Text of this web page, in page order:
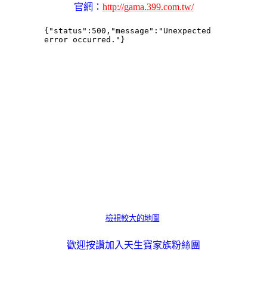
官網： http://gama.399.com.tw/
檢視較大的地圖
歡迎按讚加入天生寶家族粉絲團